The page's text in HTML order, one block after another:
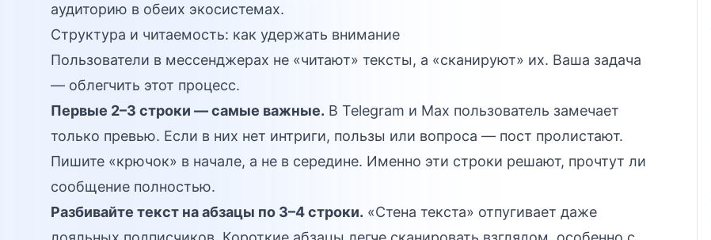
аудиторию в обеих экосистемах.
Структура и читаемость: как удержать внимание
Пользователи в мессенджерах не «читают» тексты, а «сканируют» их. Ваша задача
— облегчить этот процесс.
Первые 2–3 строки — самые важные. В Telegram и Max пользователь замечает
только превью. Если в них нет интриги, пользы или вопроса — пост пролистают.
Пишите «крючок» в начале, а не в середине. Именно эти строки решают, прочтут ли
сообщение полностью.
Разбивайте текст на абзацы по 3–4 строки. «Стена текста» отпугивает даже